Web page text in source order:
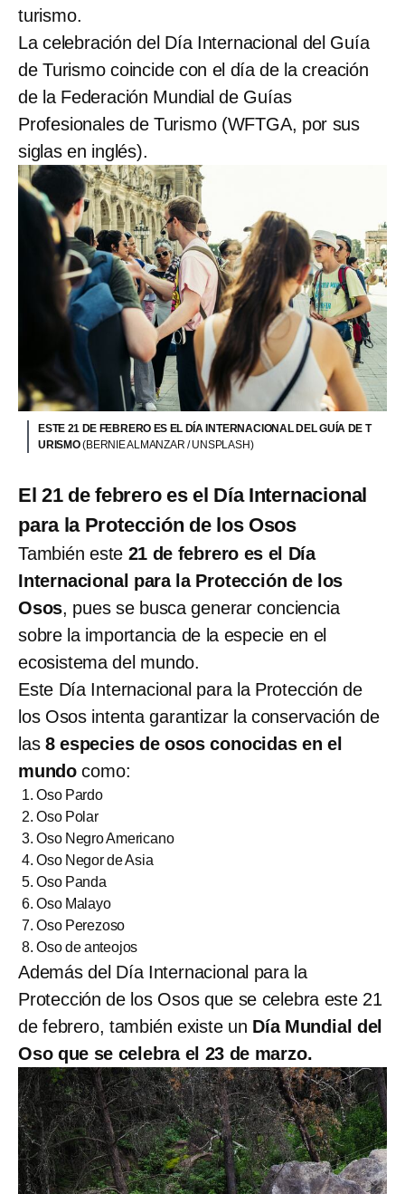
turismo.
La celebración del Día Internacional del Guía
de Turismo coincide con el día de la creación
de la Federación Mundial de Guías
Profesionales de Turismo (WFTGA, por sus
siglas en inglés).
ESTE 21 DE FEBRERO ES EL DÍA INTERNACIONAL DEL GUÍA DE T
URISMO(BERNIE ALMANZAR / UNSPLASH)
El 21 de febrero es el Día Internacional
para la Protección de los Osos
También este 21 de febrero es el Día
Internacional para la Protección de los
Osos, pues se busca generar conciencia
sobre la importancia de la especie en el
ecosistema del mundo.
Este Día Internacional para la Protección de
los Osos intenta garantizar la conservación de
las 8 especies de osos conocidas en el
mundocomo:
Oso Pardo
Oso Polar
Oso Negro Americano
Oso Negor de Asia
Oso Panda
Oso Malayo
Oso Perezoso
Oso de anteojos
Además del Día Internacional para la
Protección de los Osos que se celebra este 21
de febrero, también existe un Día Mundial del
Oso que se celebra el 23 de marzo.